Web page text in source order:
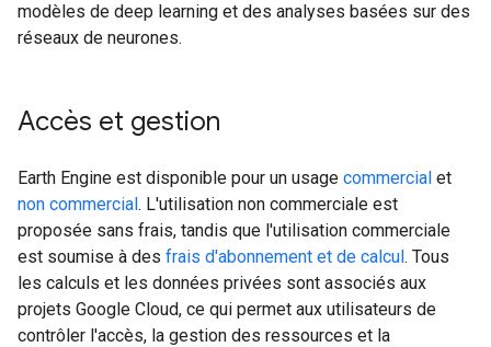
modèles de deep learning et des analyses basées sur des
réseaux de neurones.
Accès et gestion
Earth Engine est disponible pour un usage commercial et
non commercial. L'utilisation non commerciale est
proposée sans frais, tandis que l'utilisation commerciale
est soumise à des frais d'abonnement et de calcul. Tous
les calculs et les données privées sont associés aux
projets Google Cloud, ce qui permet aux utilisateurs de
contrôler l'accès, la gestion des ressources et la